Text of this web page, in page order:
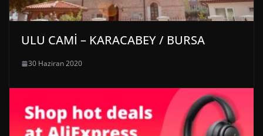
ULU CAMİ – KARACABEY / BURSA
30 Haziran 2020